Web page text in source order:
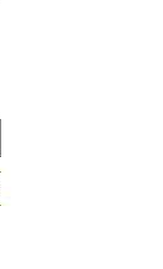
новорожденных и